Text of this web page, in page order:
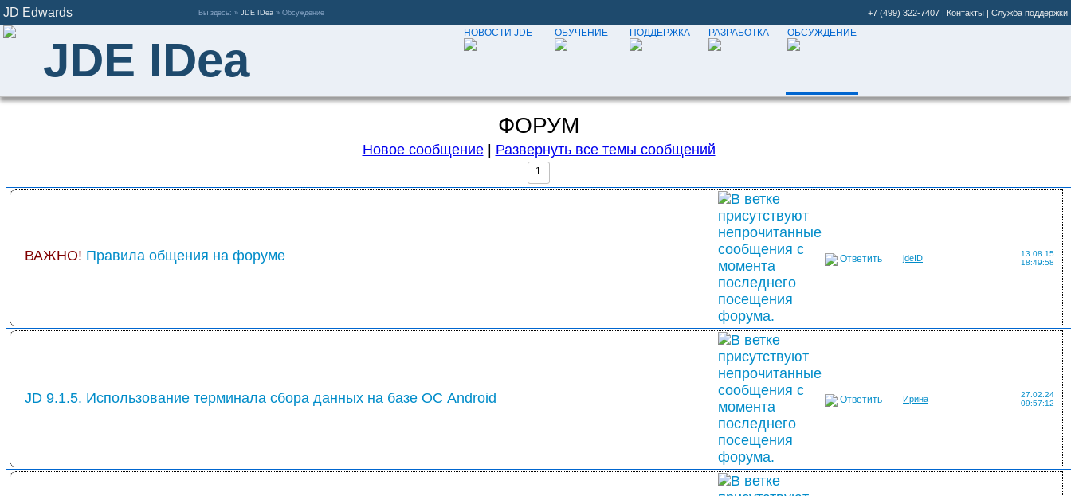
JD Edwards Вы здесь: » JDE IDea » Обсуждение +7 (499) 322-7407 | Контакты | Служба поддержки
JDE IDea
НОВОСТИ JDE ОБУЧЕНИЕ ПОДДЕРЖКА РАЗРАБОТКА ОБСУЖДЕНИЕ
ФОРУМ
Новое сообщение| Развернуть все темы сообщений
1
ВАЖНО! Правила общения на форуме Ответить jdeID
13.08.15
18:49:58
JD 9.1.5. Использование терминала сбора данных на базе ОС Android Ответить Ирина
27.02.24
09:57:12